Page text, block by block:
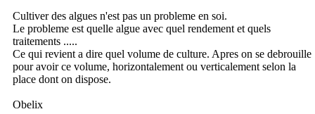
Cultiver des algues n'est pas un probleme en soi.
Le probleme est quelle algue avec quel rendement et quels
traitements .....
Ce qui revient a dire quel volume de culture. Apres on se debrouille
pour avoir ce volume, horizontalement ou verticalement selon la
place dont on dispose.
Obelix